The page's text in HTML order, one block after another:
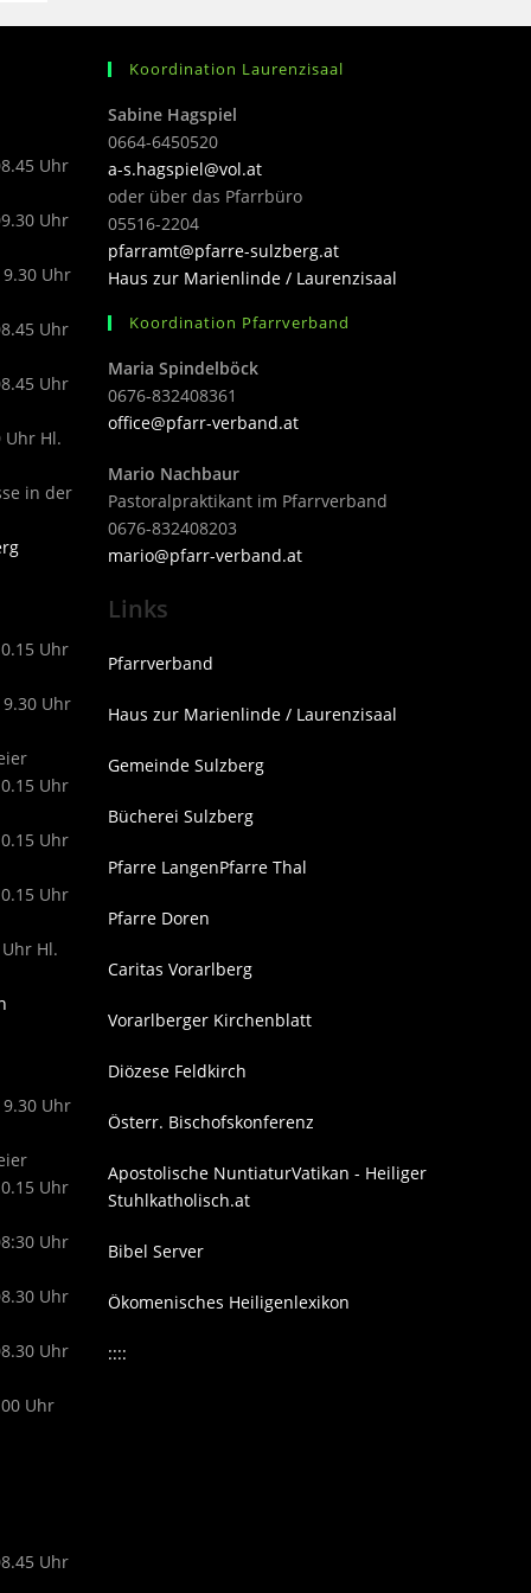
Uhr
Uhr
Uhr
Uhr
Uhr
Uhr Hl.
in der
Uhr
Uhr
Uhr
Uhr
Uhr
Hl.
Uhr
Uhr
Uhr
Uhr
Uhr
Uhr
Uhr
Koordination Laurenzisaal
Sabine Hagspiel
0664-6450520
a-s.hagspiel@vol.at
oder über das Pfarrbüro
05516-2204
pfarramt@pfarre-sulzberg.at
Haus zur Marienlinde / Laurenzisaal
Koordination Pfarrverband
Maria Spindelböck
0676-832408361
office@pfarr-verband.at
Mario Nachbaur
Pastoralpraktikant im Pfarrverband
0676-832408203
mario@pfarr-verband.at
Links
Pfarrverband
Haus zur Marienlinde / Laurenzisaal
Gemeinde Sulzberg
Bücherei Sulzberg
Pfarre LangenPfarre Thal
Pfarre Doren
Caritas Vorarlberg
Vorarlberger Kirchenblatt
Diözese Feldkirch
Österr. Bischofskonferenz
Apostolische NuntiaturVatikan - Heiliger
Stuhlkatholisch.at
Bibel Server
Ökomenisches Heiligenlexikon
::::